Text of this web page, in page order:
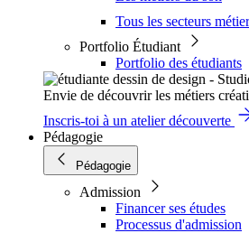
Tous les secteurs
Portfolio Étudiant
Portfolio des étudiants
Envie de découvrir les métiers
Inscris-toi à un atelier découverte
Pédagogie
Pédagogie
Admission
Financer ses études
Processus d'admission